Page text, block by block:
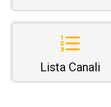
Lista Canali